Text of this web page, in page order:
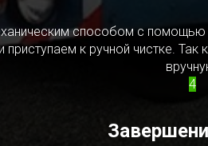
способом с
к ручной чистке. Так
4